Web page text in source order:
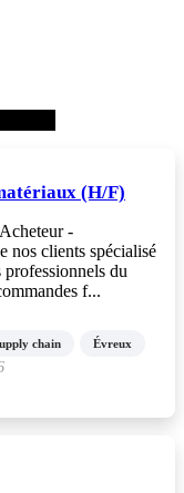
(H/F)
-
nos clients spécialisé
professionnels du
f...
chain Évreux